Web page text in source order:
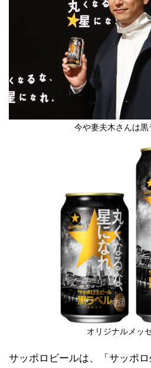
k
今や妻夫木さんは黒
オリジナルメッ
サッポロビールは、「サッポ